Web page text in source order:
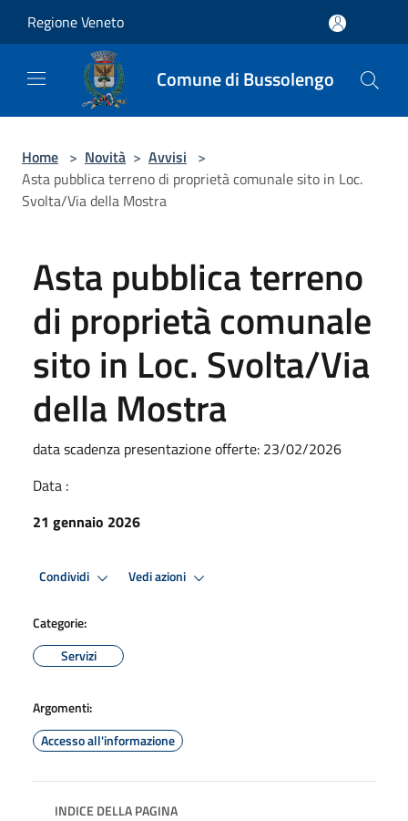
Regione Veneto
Comune di Bussolengo
Home > Novità > Avvisi >
Asta pubblica terreno di proprietà comunale sito in Loc.
Svolta/Via della Mostra
Asta pubblica terreno
di proprietà comunale
sito in Loc. Svolta/Via
della Mostra
data scadenza presentazione offerte: 23/02/2026
Data :
21 gennaio 2026
Condividi Vedi azioni
Categorie:
Servizi
Argomenti:
Accesso all'informazione
INDICE DELLA PAGINA